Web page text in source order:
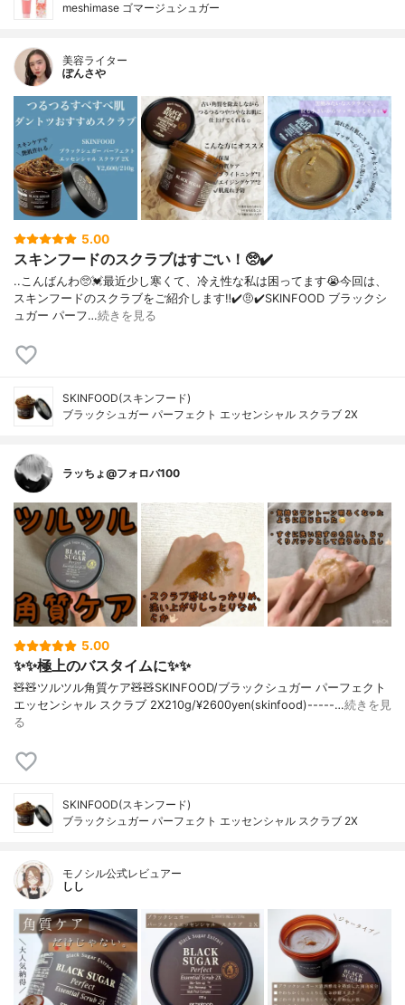
meshimase ゴマージュシュガー
美容ライター
ぽんさや
5.00
スキンフードのスクラブはすごい！🥺✔️
..こんばんわ🥺💓最近少し寒くて、冷え性な私は困ってます😭今回は、
スキンフードのスクラブをご紹介します‼︎✔️🤨✔️SKINFOOD ブラックシ
ュガー パーフ…続きを見る
SKINFOOD(スキンフード)
ブラックシュガー パーフェクト エッセンシャル スクラブ 2X
ラッちょ@フォロバ100
5.00
✨✨極上のバスタイムに✨✨
🧸🧸ツルツル角質ケア🧸🧸SKINFOOD/ブラックシュガー パーフェクト
エッセンシャル スクラブ 2X210g/¥2600yen(skinfood)-----…続きを見
る
SKINFOOD(スキンフード)
ブラックシュガー パーフェクト エッセンシャル スクラブ 2X
モノシル公式レビュアー
しし